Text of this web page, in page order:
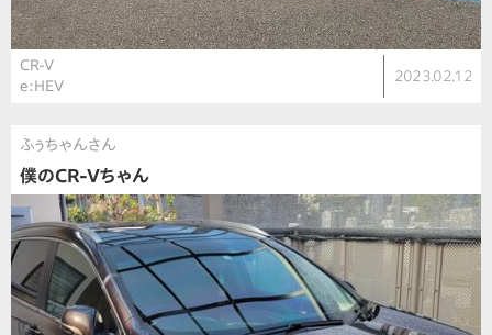
CR-V
e:HEV
2023.02.12
ふぅちゃんさん
僕のCR-Vちゃん